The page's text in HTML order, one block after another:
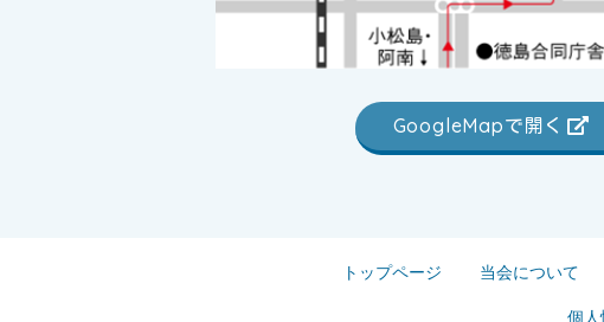
GoogleMapで開く
トップページ 当会について
個人